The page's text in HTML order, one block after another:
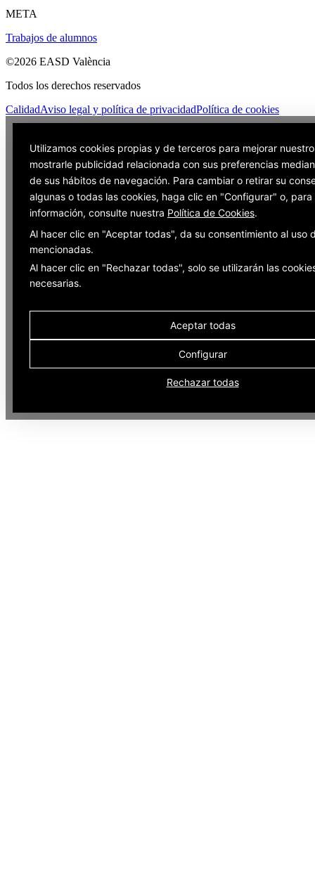
META
Trabajos de alumnos
©2026 EASD València
Todos los derechos reservados
CalidadAviso legal y política de privacidadPolítica de cookies
Utilizamos cookies propias y de terceros para mejorar
mostrarle publicidad relacionada con sus preferencias
de sus hábitos de navegación. Para cambiar o retirar su
algunas o todas las cookies, haga clic en "Configurar" o, para
información, consulte nuestra Política de Cookies.
Al hacer clic en "Aceptar todas", da su consentimiento al uso
mencionadas.
Al hacer clic en "Rechazar todas", solo se utilizarán las
necesarias.
Aceptar todas
Configurar
Rechazar todas